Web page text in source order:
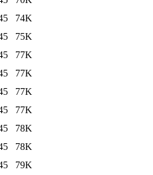
74K
75K
77K
77K
77K
77K
78K
78K
79K